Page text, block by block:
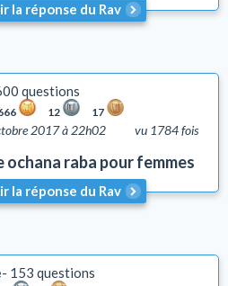
la réponse du Rav
questions
12 17
vu 1784 fois
2017 à 22h02
ochana raba pour femmes
la réponse du Rav
153 questions